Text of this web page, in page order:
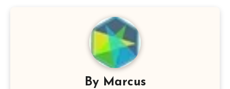
By Marcus